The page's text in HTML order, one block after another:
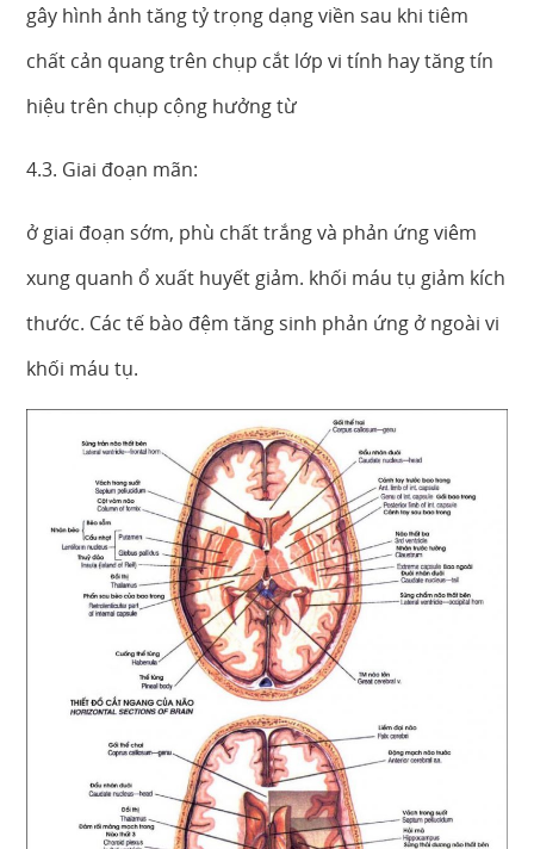
gây hình ảnh tăng tỷ trọng dạng viền sau khi tiêm
chất cản quang trên chụp cắt lớp vi tính hay tăng tín
hiệu trên chụp cộng hưởng từ
4.3. Giai đoạn mãn:
ở giai đoạn sớm, phù chất trắng và phản ứng viêm
xung quanh ổ xuất huyết giảm. khối máu tụ giảm kích
thước. Các tế bào đệm tăng sinh phản ứng ở ngoài vi
khối máu tụ.